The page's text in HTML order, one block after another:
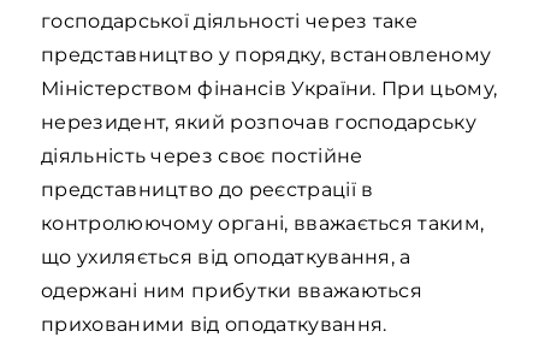
господарської діяльності через таке
представництво у порядку, встановленому
Міністерством фінансів України. При цьому,
нерезидент, який розпочав господарську
діяльність через своє постійне
представництво до реєстрації в
контролюючому органі, вважається таким,
що ухиляється від оподаткування, а
одержані ним прибутки вважаються
прихованими від оподаткування.